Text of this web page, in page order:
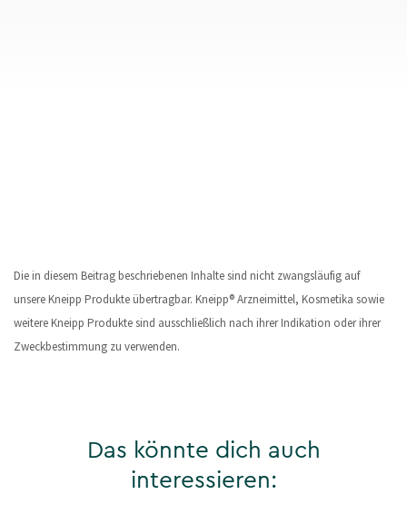
Die in diesem Beitrag beschriebenen Inhalte sind nicht zwangsläufig auf
unsere Kneipp Produkte übertragbar. Kneipp® Arzneimittel, Kosmetika sowie
weitere Kneipp Produkte sind ausschließlich nach ihrer Indikation oder ihrer
Zweckbestimmung zu verwenden.
Das könnte dich auch
interessieren: